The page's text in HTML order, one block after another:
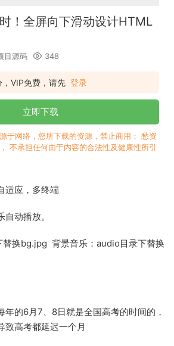
！全屏向下滑动设计HTML
目源码 348
，VIP免费，请先 登录
立即下载
于网络，您所下载的资源，禁止商用； 愁资
不承担任何由于内容的合法性及健康性所引
适应，多终端
动播放。
替换bg.jpg 背景音乐：audio目录下替换
年的6月7、8日就是全国高考的时间的，
致高考都延迟一个月